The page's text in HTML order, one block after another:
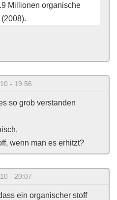
Millionen organische
- 19:56
so grob verstanden
wenn man es erhitzt?
- 20:07
ein organischer stoff